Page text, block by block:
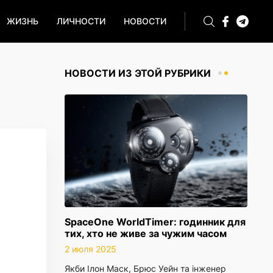
ЖИЗНЬ ЛИЧНОСТИ НОВОСТИ
НОВОСТИ ИЗ ЭТОЙ РУБРИКИ
SpaceOne WorldTimer: годинник для
тих, хто не живе за чужим часом
2 июля 2025
Якби Ілон Маск, Брюс Уейн та інженер